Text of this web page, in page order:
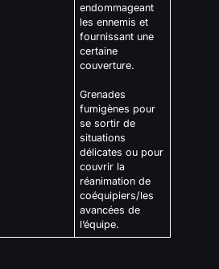
endommageant
les ennemis et
fournissant une
certaine
couverture.
Grenades
fumigènes pour
se sortir de
situations
délicates ou pour
couvrir la
réanimation de
coéquipiers/les
avancées de
l’équipe.